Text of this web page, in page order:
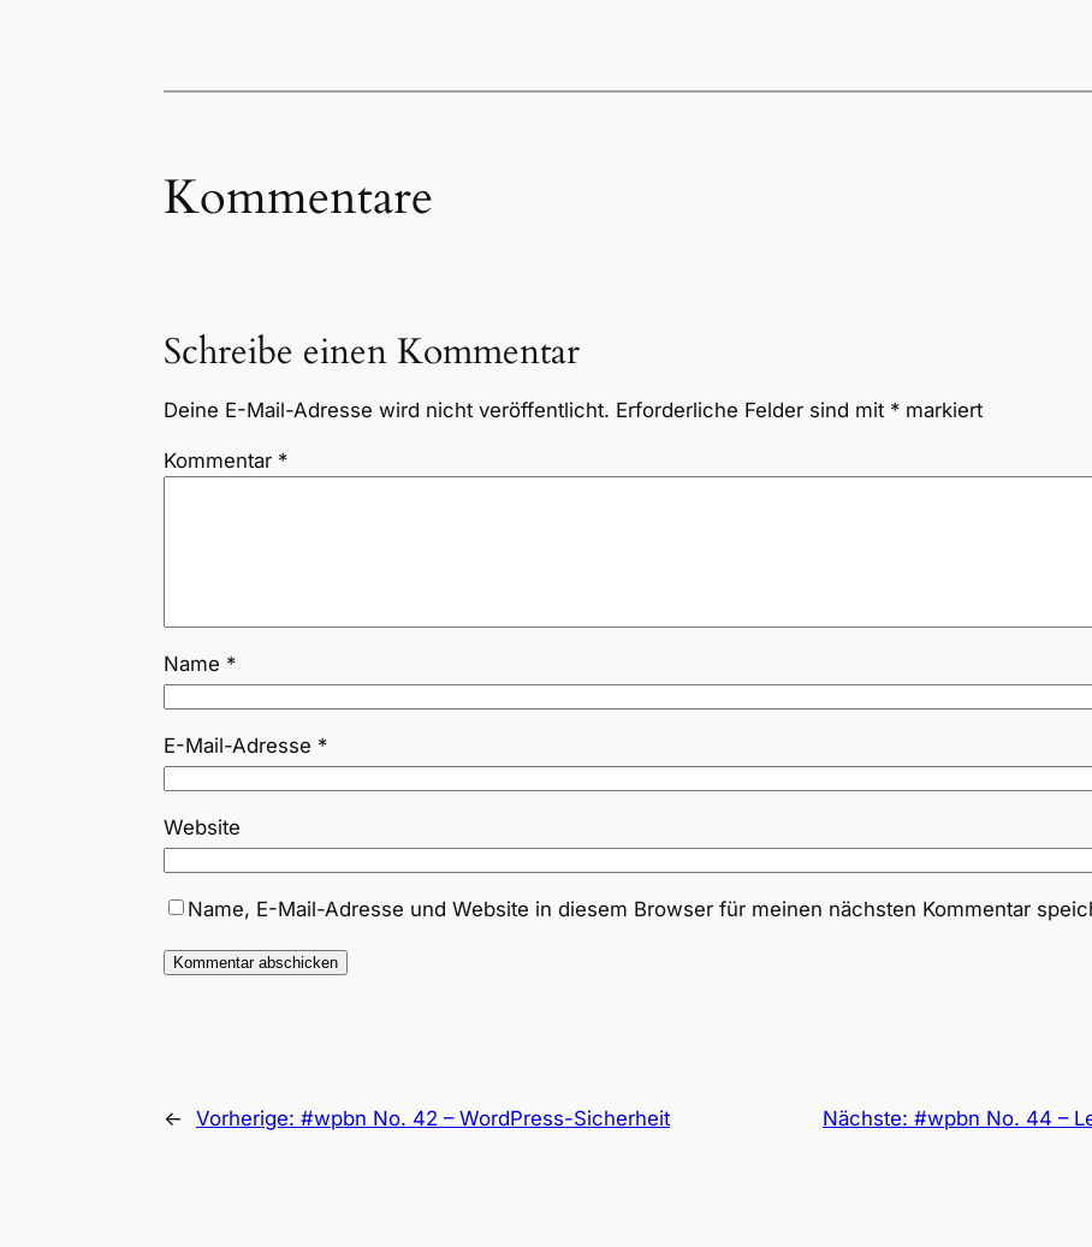
Kommentare
Schreibe einen Kommentar
Deine E-Mail-Adresse wird nicht veröffentlicht. Erforderliche Felder sind mit * markiert
Kommentar *
Name *
E-Mail-Adresse *
Website
Name, E-Mail-Adresse und Website in diesem Browser für meinen nächsten Kommentar
← Vorherige: #wpbn No. 42 – WordPress-Sicherheit Nächste: #wpbn No. 44 –